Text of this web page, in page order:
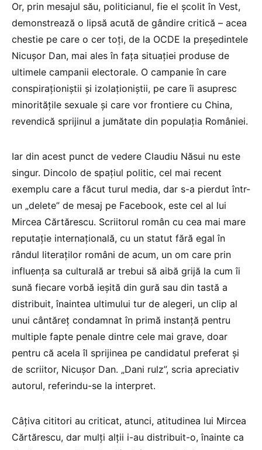
Or, prin mesajul său, politicianul, fie el școlit în Vest,
demonstrează o lipsă acută de gândire critică – acea
chestie pe care o cer toți, de la OCDE la președintele
Nicușor Dan, mai ales în fața situației produse de
ultimele campanii electorale. O campanie în care
conspiraționiștii și izolaționiștii, pe care îi asupresc
minoritățile sexuale și care vor frontiere cu China,
revendică sprijinul a jumătate din populația României.
Iar din acest punct de vedere Claudiu Năsui nu este
singur. Dincolo de spațiul politic, cel mai recent
exemplu care a făcut turul media, dar s-a pierdut într-
un „delete” de mesaj pe Facebook, este cel al lui
Mircea Cărtărescu. Scriitorul român cu cea mai mare
reputație internațională, cu un statut fără egal în
rândul literaților români de acum, un om care prin
influența sa culturală ar trebui să aibă grijă la cum îi
sună fiecare vorbă ieșită din gură sau din tastă a
distribuit, înaintea ultimului tur de alegeri, un clip al
unui cântăreț condamnat în primă instanță pentru
multiple fapte penale dintre cele mai grave, doar
pentru că acela îl sprijinea pe candidatul preferat și
de scriitor, Nicușor Dan. „Dani rulz”, scria apreciativ
autorul, referindu-se la interpret.
Câțiva cititori au criticat, atunci, atitudinea lui Mircea
Cărtărescu, dar mulți alții i-au distribuit-o, înainte ca